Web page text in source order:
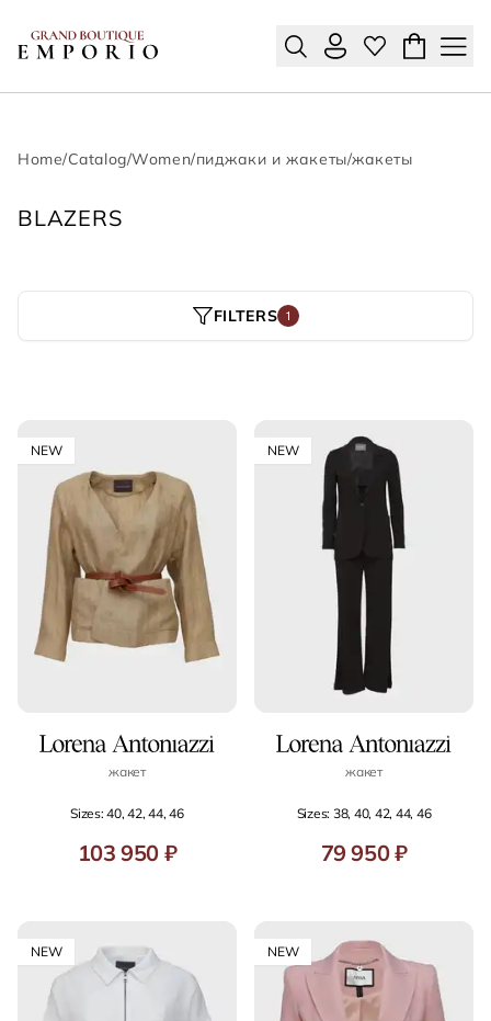
Home/Catalog/Women/пиджаки и жакеты/жакеты
BLAZERS
FILTERS 1
NEW
жакет
Sizes: 40, 42, 44, 46
103 950 ₽
NEW
жакет
Sizes: 38, 40, 42, 44, 46
79 950 ₽
NEW NEW